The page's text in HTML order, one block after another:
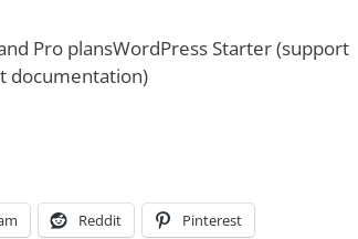
Pro plansWordPress Starter (support
documentation)
Reddit Pinterest